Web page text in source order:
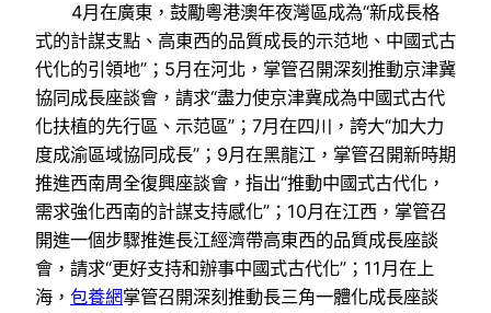
4月在廣東，鼓勵粵港澳年夜灣區成為“新成長格
式的計謀支點、高東西的品質成長的示范地、中國式古
代化的引領地”；5月在河北，掌管召開深刻推動京津冀
協同成長座談會，請求“盡力使京津冀成為中國式古代
化扶植的先行區、示范區”；7月在四川，誇大“加大力
度成渝區域協同成長”；9月在黑龍江，掌管召開新時期
推進西南周全復興座談會，指出“推動中國式古代化，
需求強化西南的計謀支持感化”；10月在江西，掌管召
開進一個步驟推進長江經濟帶高東西的品質成長座談
會，請求“更好支持和辦事中國式古代化”；11月在上
海， 包養網掌管召開深刻推動長三角一體化成長座談